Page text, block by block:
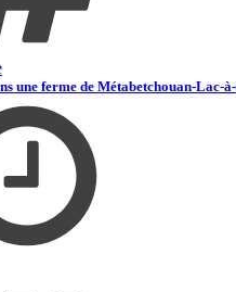
une ferme de Métabetchouan-Lac-